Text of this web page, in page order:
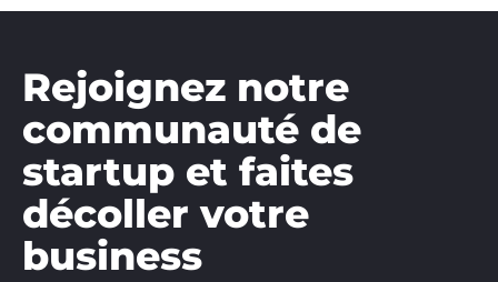
Rejoignez notre
communauté de
startup et faites
décoller votre
business